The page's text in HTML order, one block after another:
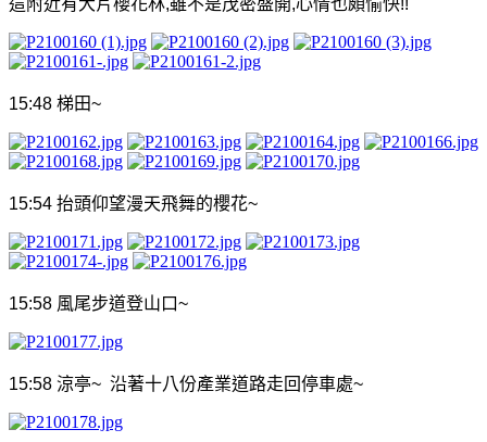
15:48 梯田~
15:54 抬頭仰望漫天飛舞的櫻花~
15:58 風尾步道登山口~
15:58 涼亭~ 沿著十八份產業道路走回停車處~